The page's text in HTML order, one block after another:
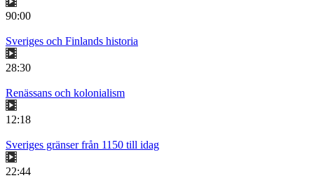
90:00
Sveriges och Finlands historia
28:30
Renässans och kolonialism
12:18
Sveriges gränser från 1150 till idag
22:44